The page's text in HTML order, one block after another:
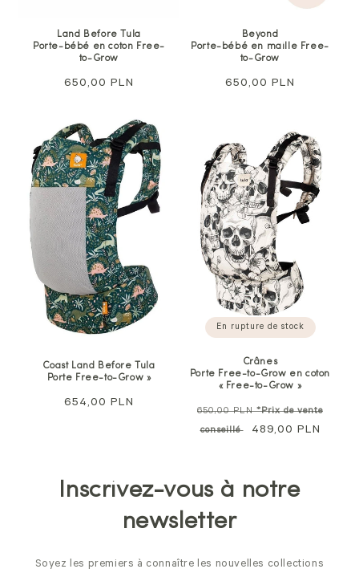
Land Before Tula
Porte-bébé en coton Free-
to-Grow
Prix
650,00 PLN
Beyond
Porte-bébé en maille Free-
to-Grow
Prix
650,00 PLN
Coast Land Before Tula
Porte Free-to-Grow »
Prix
654,00 PLN
En rupture de stock
Crânes
Porte Free-to-Grow en coton
« Free-to-Grow »
Prix
normal
650,00 PLN*Prix de vente
conseillé
Prix
489,00 PLN
Inscrivez-vous à notre
newsletter
Soyez les premiers à connaître les nouvelles collections